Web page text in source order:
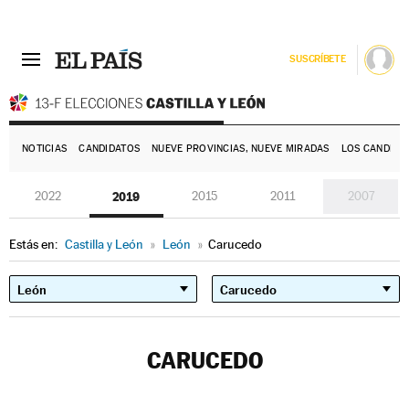
SUSCRÍBETE
NOTICIAS CANDIDATOS NUEVE PROVINCIAS, NUEVE MIRADAS LOS
2022 2019 2015 2011 2007
Estás en: Castilla y León » León » Carucedo
CARUCEDO